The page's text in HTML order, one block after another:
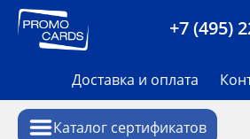
+7 (495)
Доставка и оплата
Каталог сертификатов